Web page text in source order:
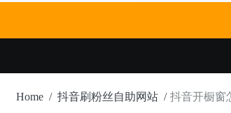
Home 抖音刷粉丝自助网站 抖音开橱窗